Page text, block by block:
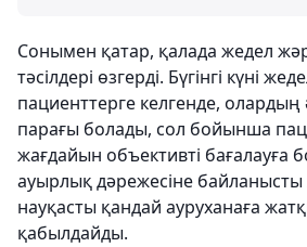
Сонымен қатар, қалада жедел
тәсілдері өзгерді. Бүгінгі күні
пациенттерге келгенде, олардың
парағы болады, сол бойынша
жағдайын объективті бағалауға
ауырлық дәрежесіне
науқасты қандай ауруханаға
қабылдайды.